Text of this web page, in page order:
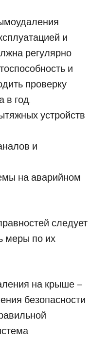
и
регулярно
и
проверку
в год.
устройств
и
на аварийном
следует
меры по их
на крыше –
безопасности